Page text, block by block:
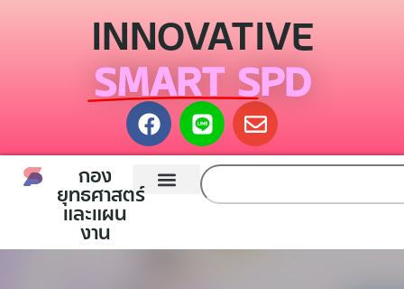
INNOVATIVE
SMART SPD
กอง
ยุทธศาสตร์
และแผน
งาน